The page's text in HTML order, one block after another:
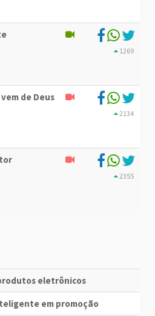
1269
de Deus
2134
2355
eletrônicos
em promoção